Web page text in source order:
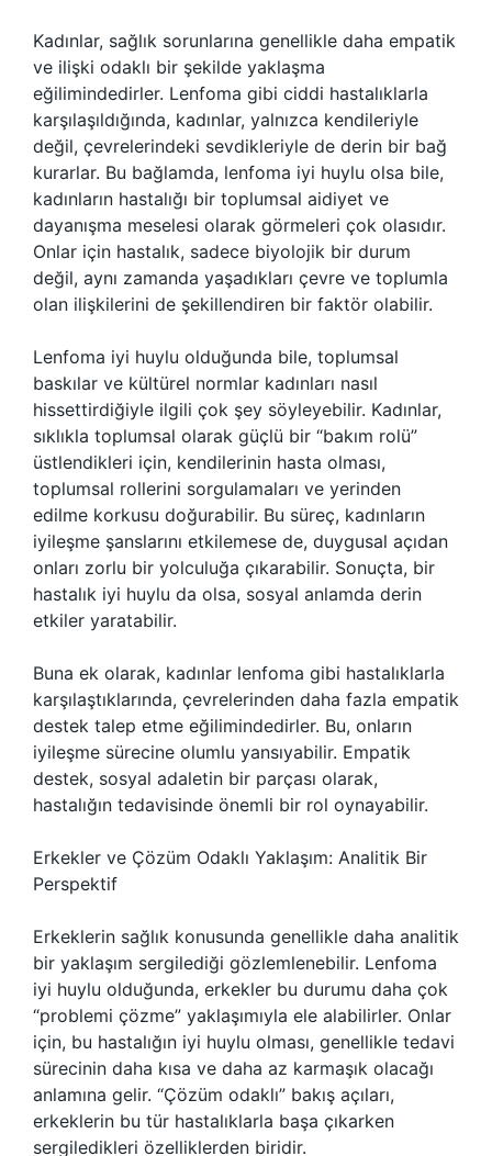
Kadınlar, sağlık sorunlarına genellikle daha empatik
ve ilişki odaklı bir şekilde yaklaşma
eğilimindedirler. Lenfoma gibi ciddi hastalıklarla
karşılaşıldığında, kadınlar, yalnızca kendileriyle
değil, çevrelerindeki sevdikleriyle de derin bir bağ
kurarlar. Bu bağlamda, lenfoma iyi huylu olsa bile,
kadınların hastalığı bir toplumsal aidiyet ve
dayanışma meselesi olarak görmeleri çok olasıdır.
Onlar için hastalık, sadece biyolojik bir durum
değil, aynı zamanda yaşadıkları çevre ve toplumla
olan ilişkilerini de şekillendiren bir faktör olabilir.
Lenfoma iyi huylu olduğunda bile, toplumsal
baskılar ve kültürel normlar kadınları nasıl
hissettirdiğiyle ilgili çok şey söyleyebilir. Kadınlar,
sıklıkla toplumsal olarak güçlü bir “bakım rolü”
üstlendikleri için, kendilerinin hasta olması,
toplumsal rollerini sorgulamaları ve yerinden
edilme korkusu doğurabilir. Bu süreç, kadınların
iyileşme şanslarını etkilemese de, duygusal açıdan
onları zorlu bir yolculuğa çıkarabilir. Sonuçta, bir
hastalık iyi huylu da olsa, sosyal anlamda derin
etkiler yaratabilir.
Buna ek olarak, kadınlar lenfoma gibi hastalıklarla
karşılaştıklarında, çevrelerinden daha fazla empatik
destek talep etme eğilimindedirler. Bu, onların
iyileşme sürecine olumlu yansıyabilir. Empatik
destek, sosyal adaletin bir parçası olarak,
hastalığın tedavisinde önemli bir rol oynayabilir.
Erkekler ve Çözüm Odaklı Yaklaşım: Analitik Bir
Perspektif
Erkeklerin sağlık konusunda genellikle daha analitik
bir yaklaşım sergilediği gözlemlenebilir. Lenfoma
iyi huylu olduğunda, erkekler bu durumu daha çok
“problemi çözme” yaklaşımıyla ele alabilirler. Onlar
için, bu hastalığın iyi huylu olması, genellikle tedavi
sürecinin daha kısa ve daha az karmaşık olacağı
anlamına gelir. “Çözüm odaklı” bakış açıları,
erkeklerin bu tür hastalıklarla başa çıkarken
sergiledikleri özelliklerden biridir.